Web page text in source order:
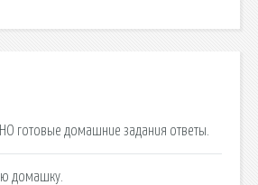
готовые домашние задания ответы.
домашку.